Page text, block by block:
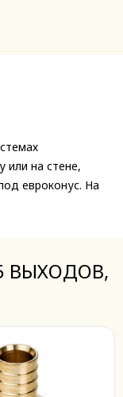
или на стене,
евроконус. На
ВЫХОДОВ,